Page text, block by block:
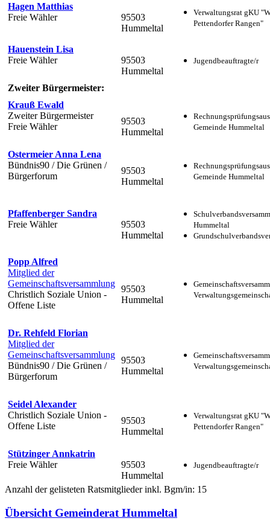
Hagen Matthias
Freie Wähler
95503
Hummeltal
Verwaltungsrat gKU
Pettendorfer Rangen"
Hauenstein Lisa
Freie Wähler
95503
Hummeltal
Jugendbeauftragte/r
Zweiter Bürgermeister:
Krauß Ewald
Zweiter Bürgermeister
Freie Wähler
95503
Hummeltal
Gemeinde Hummeltal
Ostermeier Anna Lena
Bündnis90 / Die Grünen /
Bürgerforum
95503
Hummeltal
Gemeinde Hummeltal
Pfaffenberger Sandra
Freie Wähler
95503
Hummeltal
Hummeltal
Popp Alfred
Mitglied der
Gemeinschaftsversammlung
Christlich Soziale Union -
Offene Liste
95503
Hummeltal
Dr. Rehfeld Florian
Mitglied der
Gemeinschaftsversammlung
Bündnis90 / Die Grünen /
Bürgerforum
95503
Hummeltal
Seidel Alexander
Christlich Soziale Union -
Offene Liste
95503
Hummeltal
Verwaltungsrat gKU
Pettendorfer Rangen"
Stützinger Annkatrin
Freie Wähler
95503
Hummeltal
Jugendbeauftragte/r
Anzahl der gelisteten Ratsmitglieder inkl. Bgm/in: 15
Übersicht Gemeinderat Hummeltal